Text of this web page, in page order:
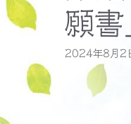
願書
2024年8月2